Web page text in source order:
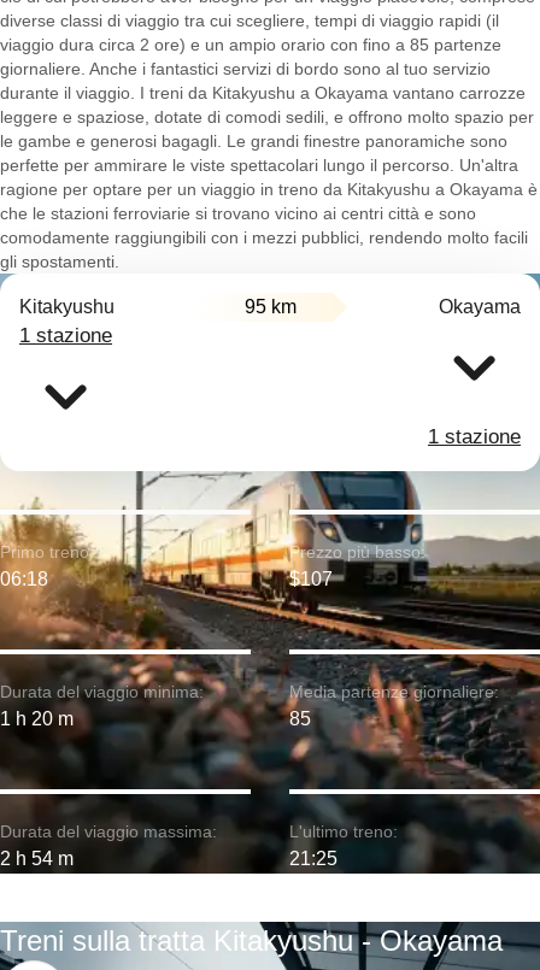
diverse classi di viaggio tra cui scegliere, tempi di viaggio rapidi (il
viaggio dura circa 2 ore) e un ampio orario con fino a 85 partenze
giornaliere. Anche i fantastici servizi di bordo sono al tuo servizio
durante il viaggio. I treni da Kitakyushu a Okayama vantano carrozze
leggere e spaziose, dotate di comodi sedili, e offrono molto spazio per
le gambe e generosi bagagli. Le grandi finestre panoramiche sono
perfette per ammirare le viste spettacolari lungo il percorso. Un'altra
ragione per optare per un viaggio in treno da Kitakyushu a Okayama è
che le stazioni ferroviarie si trovano vicino ai centri città e sono
comodamente raggiungibili con i mezzi pubblici, rendendo molto facili
gli spostamenti.
Kitakyushu 95 km Okayama
1 stazione
1 stazione
Durata del viaggio minima:
1 h 20 m
Primo treno:
06:18
Durata del viaggio massima:
2 h 54 m
Prezzo più basso:
$107
Media partenze giornaliere:
85
L'ultimo treno:
21:25
Treni sulla tratta Kitakyushu - Okayama